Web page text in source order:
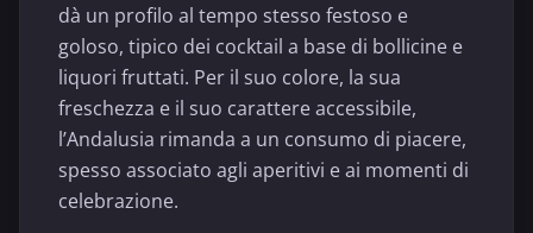
dà un profilo al tempo stesso festoso e
goloso, tipico dei cocktail a base di bollicine e
liquori fruttati. Per il suo colore, la sua
freschezza e il suo carattere accessibile,
l’Andalusia rimanda a un consumo di piacere,
spesso associato agli aperitivi e ai momenti di
celebrazione.